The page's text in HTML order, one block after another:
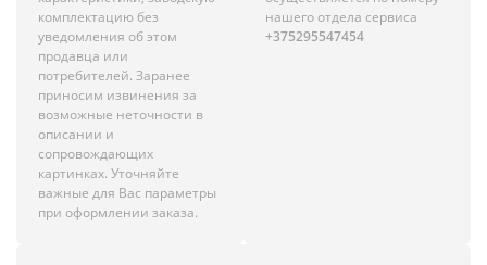
комплектацию без
уведомления об этом
продавца или
потребителей. Заранее
приносим извинения за
возможные неточности в
описании и
сопровождающих
картинках. Уточняйте
важные для Вас параметры
при оформлении заказа.
нашего отдела сервиса
+375295547454